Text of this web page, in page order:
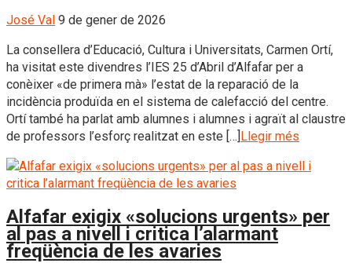
José Val 9 de gener de 2026
La consellera d’Educació, Cultura i Universitats, Carmen Ortí,
ha visitat este divendres l’IES 25 d’Abril d’Alfafar per a
conèixer «de primera mà» l’estat de la reparació de la
incidència produïda en el sistema de calefacció del centre.
Ortí també ha parlat amb alumnes i alumnes i agraït al claustre
de professors l’esforç realitzat en este […]Llegir més
Alfafar exigix «solucions urgents» per
al pas a nivell i critica l’alarmant
freqüència de les avaries